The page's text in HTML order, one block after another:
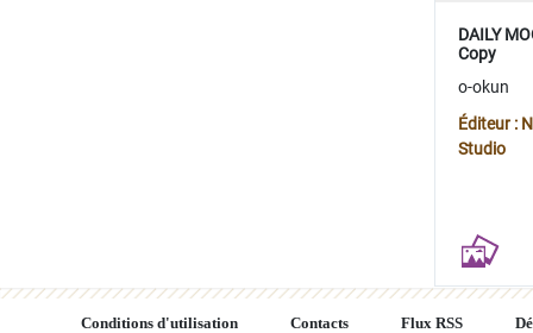
DAILY
Copy
o-okun
Éditeur :
Studio
Conditions d'utilisation Contacts Flux RSS